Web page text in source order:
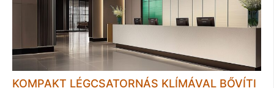
KOMPAKT LÉGCSATORNÁS KLÍMÁVAL BŐVÍTI